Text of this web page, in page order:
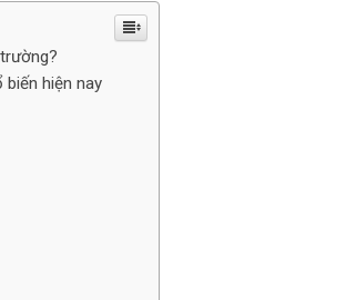
hiện nay